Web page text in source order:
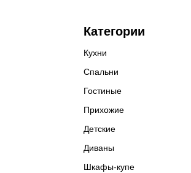
Категории
Кухни
Спальни
Гостиные
Прихожие
Детские
Диваны
Шкафы-купе